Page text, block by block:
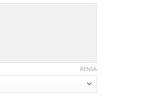
RENSA